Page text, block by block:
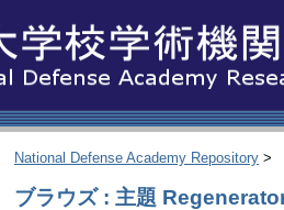
National Defense Academy Repository >
ブラウズ : 主題